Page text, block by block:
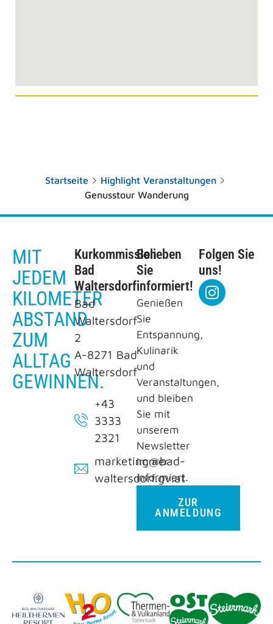
Startseite
Highlight Veranstaltungen
Genusstour Wanderung
MIT
JEDEM
KILOMETER
ABSTAND
ZUM
ALLTAG
GEWINNEN.
Kurkommission
Bad
Waltersdorf
Bad
Waltersdorf
2
A-8271 Bad
Waltersdorf
+43
3333
2321
marketing@bad-
waltersdorf.gv.at
Belieben
Sie
informiert!
Genießen
Sie
Entspannung,
Kulinarik
und
Veranstaltungen,
und bleiben
Sie mit
unserem
Newsletter
immer
informiert.
ZUR
ANMELDUNG
Folgen Sie
uns!